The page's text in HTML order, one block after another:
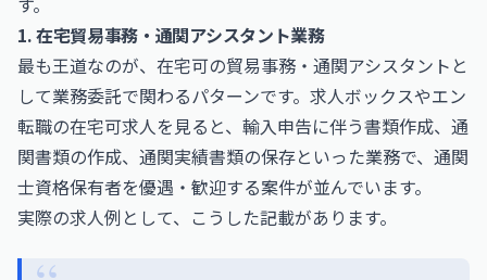
1. 在宅貿易事務・通関アシスタント業務
最も王道なのが、在宅可の貿易事務・通関アシスタントと
して業務委託で関わるパターンです。求人ボックスやエン
転職の在宅可求人を見ると、輸入申告に伴う書類作成、通
関書類の作成、通関実績書類の保存といった業務で、通関
士資格保有者を優遇・歓迎する案件が並んでいます。
実際の求人例として、こうした記載があります。